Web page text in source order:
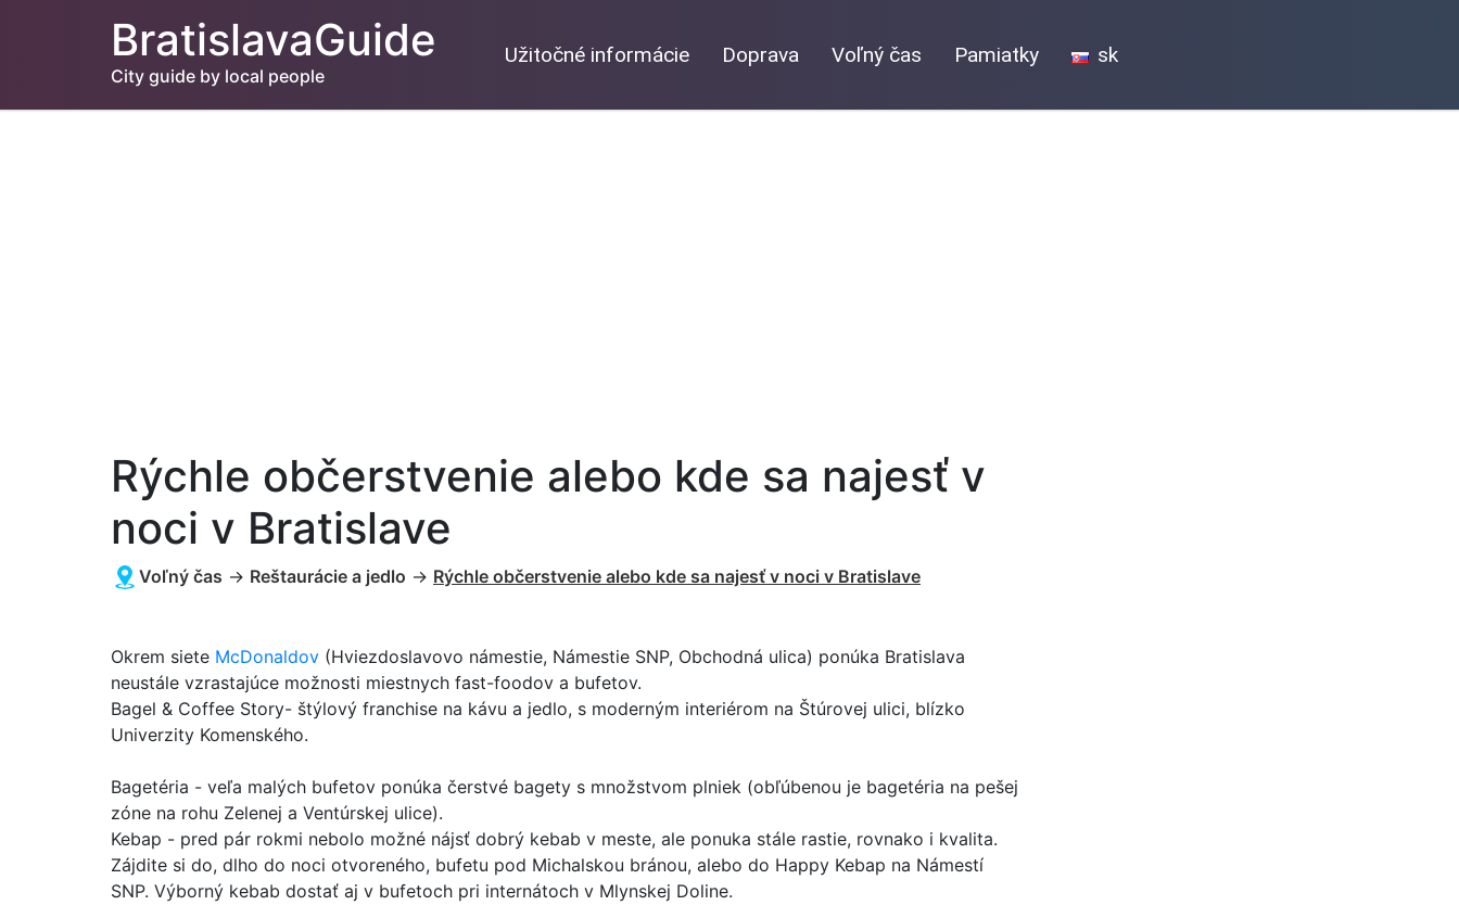
BratislavaGuide
City guide by local people
Užitočné informácie Doprava Voľný čas Pamiatky sk
Rýchle občerstvenie alebo kde sa najesť v
noci v Bratislave
Voľný čas → Reštaurácie a jedlo → Rýchle občerstvenie alebo kde sa najesť v noci v Bratislave
Okrem siete McDonaldov (Hviezdoslavovo námestie, Námestie SNP, Obchodná ulica) ponúka Bratislava
neustále vzrastajúce možnosti miestnych fast-foodov a bufetov.
Bagel & Coffee Story- štýlový franchise na kávu a jedlo, s moderným interiérom na Štúrovej ulici, blízko
Univerzity Komenského.
Bagetéria - veľa malých bufetov ponúka čerstvé bagety s množstvom plniek (obľúbenou je bagetéria na pešej
zóne na rohu Zelenej a Ventúrskej ulice).
Kebap - pred pár rokmi nebolo možné nájsť dobrý kebab v meste, ale ponuka stále rastie, rovnako i kvalita.
Zájdite si do, dlho do noci otvoreného, bufetu pod Michalskou bránou, alebo do Happy Kebap na Námestí
SNP. Výborný kebab dostať aj v bufetoch pri internátoch v Mlynskej Doline.